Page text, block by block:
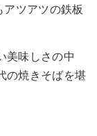
アツアツの鉄板
美味しさの中
の焼きそばを堪